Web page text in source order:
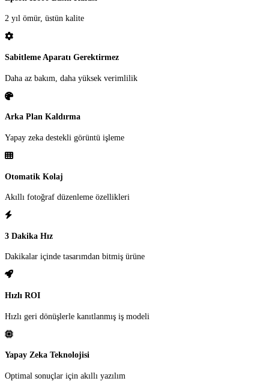
2 yıl ömür, üstün kalite
Sabitleme Aparatı Gerektirmez
Daha az bakım, daha yüksek verimlilik
Arka Plan Kaldırma
Yapay zeka destekli görüntü işleme
Otomatik Kolaj
Akıllı fotoğraf düzenleme özellikleri
3 Dakika Hız
Dakikalar içinde tasarımdan bitmiş ürüne
Hızlı ROI
Hızlı geri dönüşlerle kanıtlanmış iş modeli
Yapay Zeka Teknolojisi
Optimal sonuçlar için akıllı yazılım